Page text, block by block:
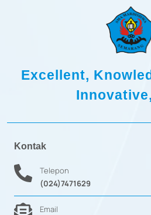
Excellent,
Kontak
Telepon
(024)7471629
Email